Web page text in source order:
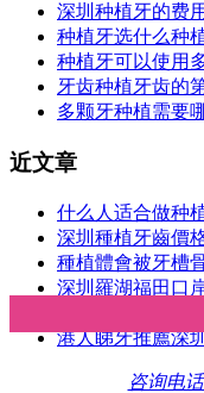
深圳种植牙的费
种植牙选什么种
种植牙可以使用
牙齿种植牙齿的
多颗牙种植需要
近文章
什么人适合做种
深圳種植牙齒價
種植體會被牙槽
深圳羅湖福田口
2024深圳牙科診
港人睇牙推薦深
咨询电